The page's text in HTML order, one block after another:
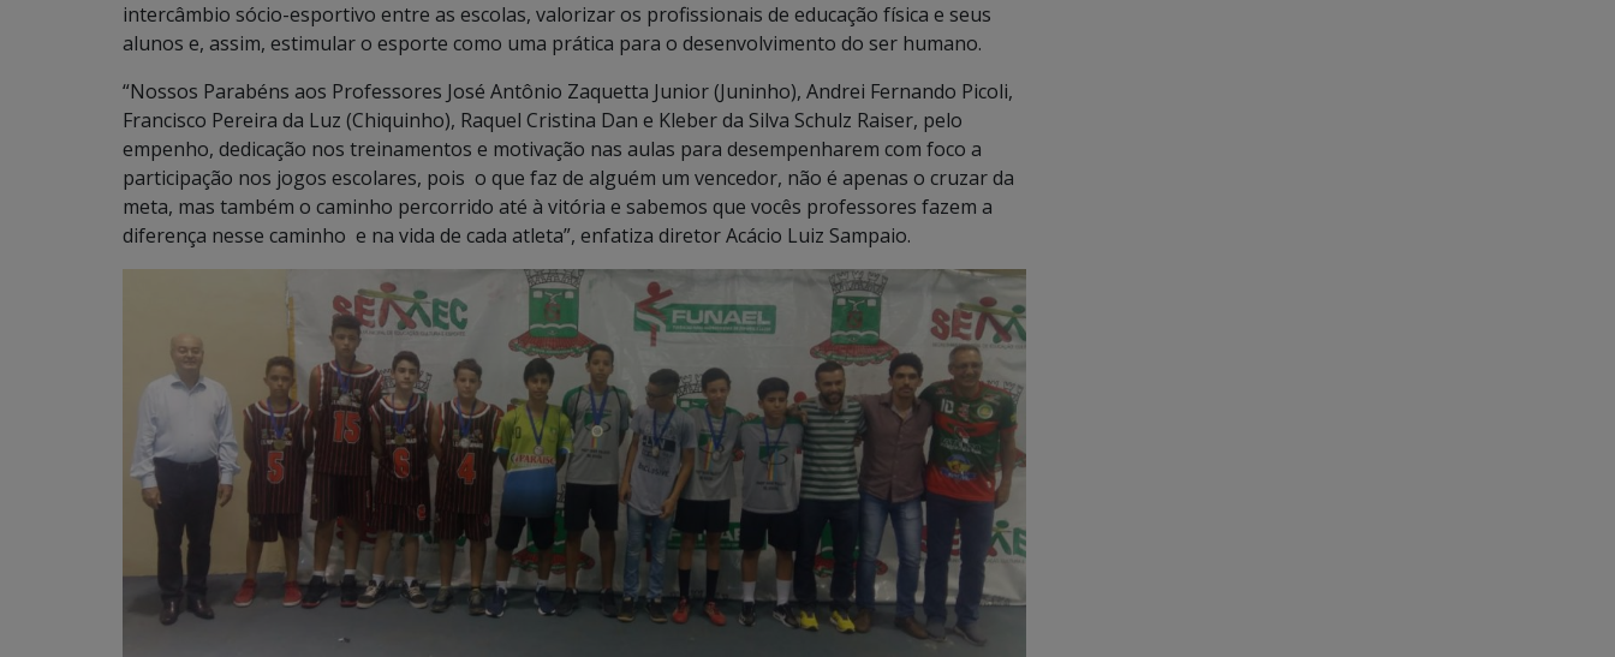
intercâmbio sócio-esportivo entre as escolas, valorizar os profissionais de educação física e seus
alunos e, assim, estimular o esporte como uma prática para o desenvolvimento do ser humano.
“Nossos Parabéns aos Professores José Antônio Zaquetta Junior (Juninho), Andrei Fernando Picoli,
Francisco Pereira da Luz (Chiquinho), Raquel Cristina Dan e Kleber da Silva Schulz Raiser, pelo
empenho, dedicação nos treinamentos e motivação nas aulas para desempenharem com foco a
participação nos jogos escolares, pois o que faz de alguém um vencedor, não é apenas o cruzar da
meta, mas também o caminho percorrido até à vitória e sabemos que vocês professores fazem a
diferença nesse caminho e na vida de cada atleta”, enfatiza diretor Acácio Luiz Sampaio.